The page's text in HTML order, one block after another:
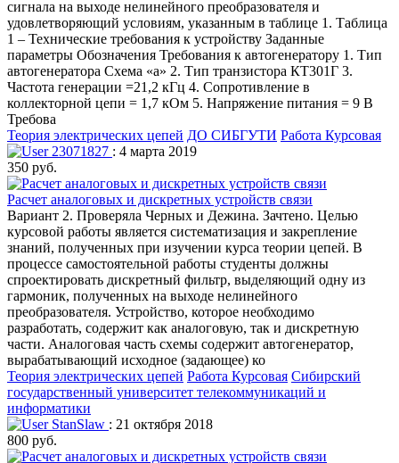
сигнала на выходе нелинейного преобразователя и
удовлетворяющий условиям, указанным в таблице 1. Таблица
1 – Технические требования к устройству Заданные
параметры Обозначения Требования к автогенератору 1. Тип
автогенератора Схема «а» 2. Тип транзистора КТ301Г 3.
Частота генерации =21,2 кГц 4. Сопротивление в
коллекторной цепи = 1,7 кОм 5. Напряжение питания = 9 В
Требова
Теория электрических цепей ДО СИБГУТИ Работа Курсовая
23071827 : 4 марта 2019
350 руб.
Расчет аналоговых и дискретных устройств связи
Вариант 2. Проверяла Черных и Дежина. Зачтено. Целью
курсовой работы является систематизация и закрепление
знаний, полученных при изучении курса теории цепей. В
процессе самостоятельной работы студенты должны
спроектировать дискретный фильтр, выделяющий одну из
гармоник, полученных на выходе нелинейного
преобразователя. Устройство, которое необходимо
разработать, содержит как аналоговую, так и дискретную
части. Аналоговая часть схемы содержит автогенератор,
вырабатывающий исходное (задающее) ко
Теория электрических цепей Работа Курсовая Сибирский
государственный университет телекоммуникаций и
информатики
StanSlaw : 21 октября 2018
800 руб.